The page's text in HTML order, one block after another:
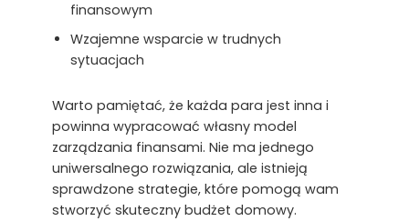
finansowym
Wzajemne wsparcie w trudnych
sytuacjach
Warto pamiętać, że każda para jest inna i
powinna wypracować własny model
zarządzania finansami. Nie ma jednego
uniwersalnego rozwiązania, ale istnieją
sprawdzone strategie, które pomogą wam
stworzyć skuteczny budżet domowy.